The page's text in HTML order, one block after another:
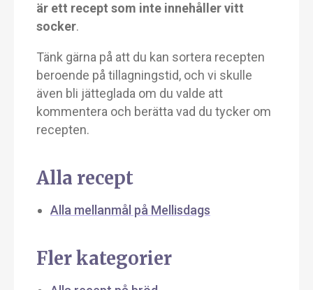
är ett recept som inte innehåller vitt
socker.
Tänk gärna på att du kan sortera recepten
beroende på tillagningstid, och vi skulle
även bli jätteglada om du valde att
kommentera och berätta vad du tycker om
recepten.
Alla recept
Alla mellanmål på Mellisdags
Fler kategorier